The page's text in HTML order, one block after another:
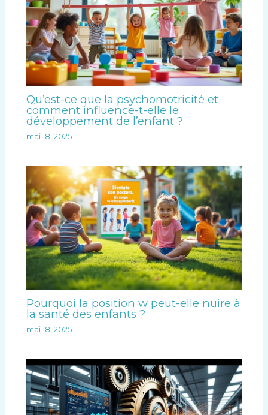
Qu’est-ce que la psychomotricité et
comment influence-t-elle le
développement de l’enfant ?
mai 18, 2025
Pourquoi la position w peut-elle nuire à
la santé des enfants ?
mai 18, 2025